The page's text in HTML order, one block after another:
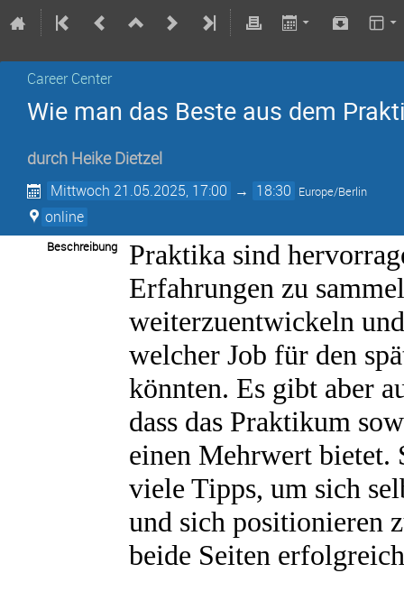
Career Center
Wie man das Beste aus dem
durch Heike Dietzel
Mittwoch 21.05.2025, 17:00 → 18:30 Europe/Berlin
online
Beschreibung
Praktika sind
Erfahrungen zu
weiterzuentwickeln
welcher Job für den
könnten. Es gibt aber
dass das Praktikum
einen Mehrwert bietet.
viele Tipps, um sich
und sich positionieren
beide Seiten